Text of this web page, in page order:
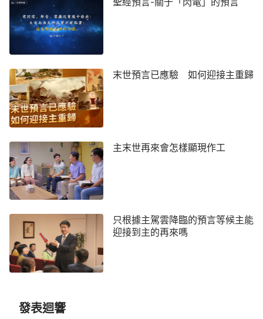
末世預言已應驗 如何迎接主重歸
主末世再來會怎樣顯現作工
只根據主駕雲降臨的預言等候主能
迎接到主的再來嗎
發表迴響